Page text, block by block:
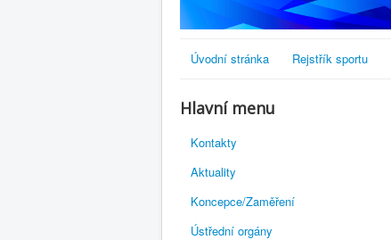
Úvodní stránka Rejstřík sportu
Hlavní menu
Kontakty
Aktuality
Koncepce/Zaměření
Ústřední orgány